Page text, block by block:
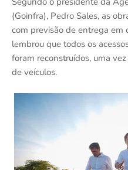
(Goinfra), Pedro Sales, as
com previsão de entrega em
lembrou que todos os
foram reconstruídos, uma
de veículos.